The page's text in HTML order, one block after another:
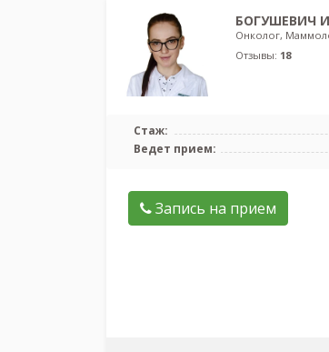
БОГУШЕВИЧ
Онколог,
Отзывы: 18
Стаж:
Ведет прием:
Запись на прием